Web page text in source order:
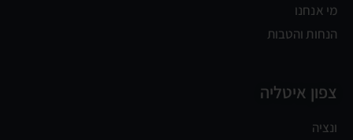
מי אנחנו
הנחות והטבות
צפון איטליה
ונציה